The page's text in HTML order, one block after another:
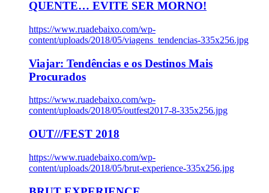
QUENTE… EVITE SER MORNO!
https://www.ruadebaixo.com/wp-
content/uploads/2018/05/viagens_tendencias-335x256.jpg
Viajar: Tendências e os Destinos Mais
Procurados
https://www.ruadebaixo.com/wp-
content/uploads/2018/05/outfest2017-8-335x256.jpg
OUT///FEST 2018
https://www.ruadebaixo.com/wp-
content/uploads/2018/05/brut-experience-335x256.jpg